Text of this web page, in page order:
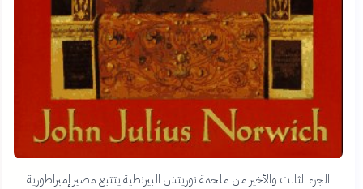
الجزء الثالث والأخير من ملحمة نوريتش البيزنطية يتتبع مصير إمبراطورية